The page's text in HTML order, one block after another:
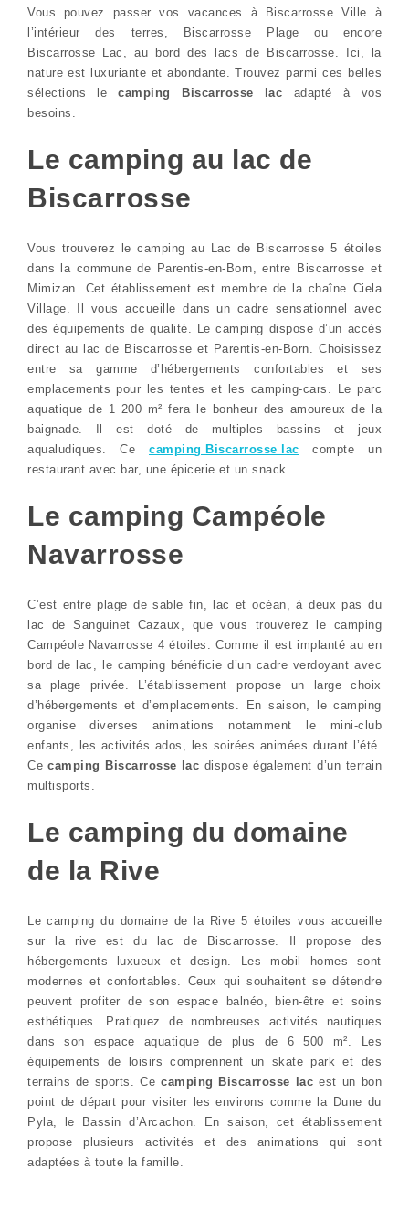
Vous pouvez passer vos vacances à Biscarrosse Ville à
l’intérieur des terres, Biscarrosse Plage ou encore
Biscarrosse Lac, au bord des lacs de Biscarrosse. Ici, la
nature est luxuriante et abondante. Trouvez parmi ces belles
sélections lecamping Biscarrosse lac adapté à vos
besoins.
Le camping au lac de
Biscarrosse
Vous trouverez le camping au Lac de Biscarrosse 5 étoiles
dans la commune de Parentis-en-Born, entre Biscarrosse et
Mimizan. Cet établissement est membre de la chaîne Ciela
Village. Il vous accueille dans un cadre sensationnel avec
des équipements de qualité. Le camping dispose d’un accès
direct au lac de Biscarrosse et Parentis-en-Born. Choisissez
entre sa gamme d’hébergements confortables et ses
emplacements pour les tentes et les camping-cars. Le parc
aquatique de 1 200 m² fera le bonheur des amoureux de la
baignade. Il est doté de multiples bassins et jeux
aqualudiques. Ce camping Biscarrosse lac compte un
restaurant avec bar, une épicerie et un snack.
Le camping Campéole
Navarrosse
C’est entre plage de sable fin, lac et océan, à deux pas du
lac de Sanguinet Cazaux, que vous trouverez le camping
Campéole Navarrosse 4 étoiles. Comme il est implanté au en
bord de lac, le camping bénéficie d’un cadre verdoyant avec
sa plage privée. L’établissement propose un large choix
d’hébergements et d’emplacements. En saison, le camping
organise diverses animations notamment le mini-club
enfants, les activités ados, les soirées animées durant l’été.
Cecamping Biscarrosse lac dispose également d’un terrain
multisports.
Le camping du domaine
de la Rive
Le camping du domaine de la Rive 5 étoiles vous accueille
sur la rive est du lac de Biscarrosse. Il propose des
hébergements luxueux et design. Les mobil homes sont
modernes et confortables. Ceux qui souhaitent se détendre
peuvent profiter de son espace balnéo, bien-être et soins
esthétiques. Pratiquez de nombreuses activités nautiques
dans son espace aquatique de plus de 6 500 m². Les
équipements de loisirs comprennent un skate park et des
terrains de sports. Cecamping Biscarrosse lacest un bon
point de départ pour visiter les environs comme la Dune du
Pyla, le Bassin d’Arcachon. En saison, cet établissement
propose plusieurs activités et des animations qui sont
adaptées à toute la famille.